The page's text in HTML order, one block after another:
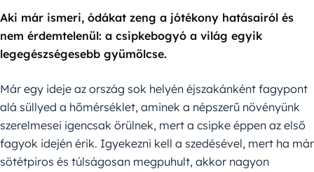
Aki már ismeri, ódákat zeng a jótékony hatásairól és
nem érdemtelenül: a csipkebogyó a világ egyik
legegészségesebb gyümölcse.
Már egy ideje az ország sok helyén éjszakánként fagypont
alá süllyed a hőmérséklet, aminek a népszerű növényünk
szerelmesei igencsak örülnek, mert a csipke éppen az első
fagyok idején érik. Igyekezni kell a szedésével, mert ha már
sötétpiros és túlságosan megpuhult, akkor nagyon